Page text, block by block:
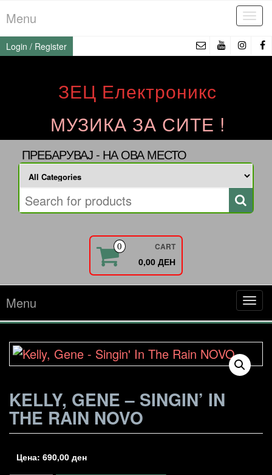
to
the
content
Menu
Login / Register
ЗЕЦ Електроникс
МУЗИКА ЗА СИТЕ !
ПРЕБАРУВАЈ - НА ОВА МЕСТО
0 CART
0,00 ДЕН
Menu
KELLY, GENE – SINGIN’ IN
THE RAIN NOVO
Цена: 690,00 ден